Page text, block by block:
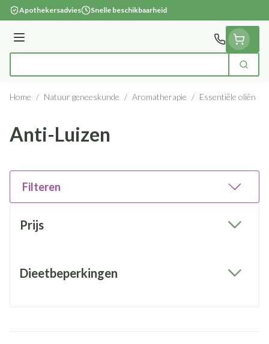
Ga naar de inhoud
Apothekersadvies Snelle beschikbaarheid
Menu
Zoek
Home / Natuur geneeskunde / Aromatherapie / Essentiële oliën
Anti-Luizen
Filteren
Prijs
Dieetbeperkingen